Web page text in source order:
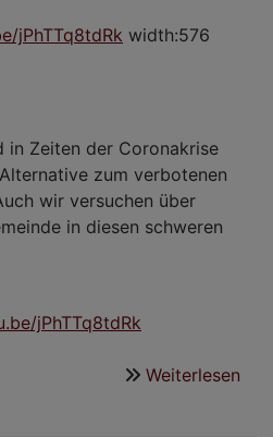
jPhTTq8tdRk width:576
in Zeiten der Coronakrise
zum verbotenen
wir versuchen über
in diesen schweren
jPhTTq8tdRk
Weiterlesen